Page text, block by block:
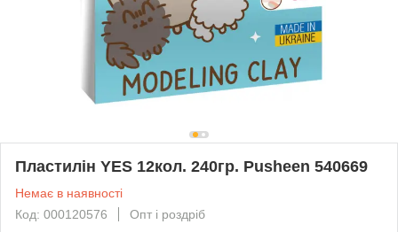
Пластилін YES 12кол. 240гр. Pusheen 540669
Немає в наявності
Код: 000120576
Опт і роздріб